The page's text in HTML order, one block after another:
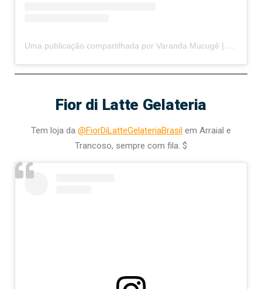
Uma publicação compartilhada por Varanda Mucugê | Restaurante Arraial d’Ajuda (@varandamucugerestaurante)
Fior di Latte Gelateria
Tem loja da @FiorDiLatteGelateriaBrasil em Arraial e
Trancoso, sempre com fila. $